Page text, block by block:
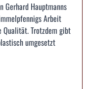
Gerhard Hauptmanns
Arbeit
Trotzdem gibt
umgesetzt